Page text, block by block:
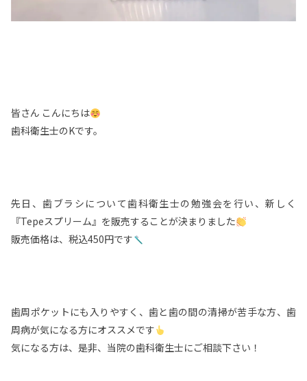
皆さん こんにちは
歯科衛生士のKです。
先日、歯ブラシについて歯科衛生士の勉強会を行い、新しく
『Tepeスプリーム』を販売することが決まりました
販売価格は、税込450円です
歯周ポケットにも入りやすく、歯と歯の間の清掃が苦手な方、歯
周病が気になる方にオススメです
気になる方は、是非、当院の歯科衛生士にご相談下さい！